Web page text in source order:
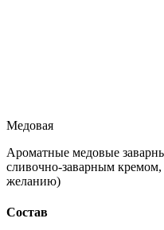
Медовая
Ароматные медовые
сливочно-заварным
желанию)
Состав